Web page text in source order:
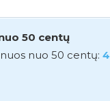
50 centų
nuo 50 centų: